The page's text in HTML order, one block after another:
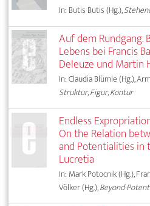
In: Butis Butis (Hg.),
Auf dem Rundgang.
Lebens bei Francis
Deleuze und Martin
In: Claudia Blümle (Hg.),
Struktur, Figur, Kontur
Endless
On the Relation
and Potentialities in
Lucretia
In: Mark Potocnik (Hg.),
Völker (Hg.),Beyond